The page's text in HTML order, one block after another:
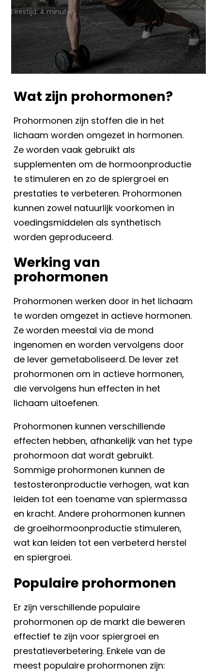
Leestijd: 4 minuten
Wat zijn prohormonen?
Prohormonen zijn stoffen die in het
lichaam worden omgezet in hormonen.
Ze worden vaak gebruikt als
supplementen om de hormoonproductie
te stimuleren en zo de spiergroei en
prestaties te verbeteren. Prohormonen
kunnen zowel natuurlijk voorkomen in
voedingsmiddelen als synthetisch
worden geproduceerd.
Werking van
prohormonen
Prohormonen werken door in het lichaam
te worden omgezet in actieve hormonen.
Ze worden meestal via de mond
ingenomen en worden vervolgens door
de lever gemetaboliseerd. De lever zet
prohormonen om in actieve hormonen,
die vervolgens hun effecten in het
lichaam uitoefenen.
Prohormonen kunnen verschillende
effecten hebben, afhankelijk van het type
prohormoon dat wordt gebruikt.
Sommige prohormonen kunnen de
testosteronproductie verhogen, wat kan
leiden tot een toename van spiermassa
en kracht. Andere prohormonen kunnen
de groeihormoonproductie stimuleren,
wat kan leiden tot een verbeterd herstel
en spiergroei.
Populaire prohormonen
Er zijn verschillende populaire
prohormonen op de markt die beweren
effectief te zijn voor spiergroei en
prestatieverbetering. Enkele van de
meest populaire prohormonen zijn: